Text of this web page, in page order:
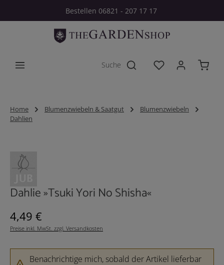
Zum Hauptinhalt springenBestellen 06821 - 207 17 17
Du hast 0
Home Blumenzwiebeln & Saatgut
Blumenzwiebeln
Dahlien
Dahlie »Tsuki Yori No Shisha«
Regulärer Preis:
4,49 €
Preise inkl. MwSt. zzgl. Versandkosten
Benachrichtige mich, sobald der Artikel lieferbar